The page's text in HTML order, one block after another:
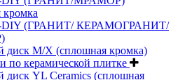
кромка
DIY (ГРАНИТ/ КЕРАМОГРАНИТ/
диск M/X (сплошная кромка)
по керамической плитке
диск YL Ceramics (сплошная